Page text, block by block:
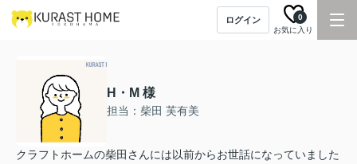
ログイン
お気に入り
0
H・M 様
担当：柴田 芙有美
クラフトホームの柴田さんには以前からお世話になっていました